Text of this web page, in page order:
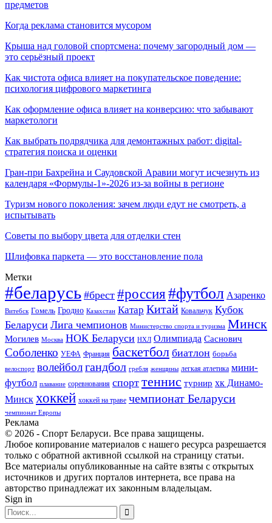
предметов
Когда реклама становится мусором
Крыша над головой спортсмена: почему загородный дом —
это серьёзный проект
Как чистота офиса влияет на покупательское поведение:
психология цифрового маркетинга
Как оформление офиса влияет на конверсию: что забывают
маркетологи
Как выбрать подрядчика для демонтажных работ: digital-
стратегия поиска и оценки
Гран-при Бахрейна и Саудовской Аравии могут исчезнуть из
календаря «Формулы-1»-2026 из-за войны в регионе
Туризм нового поколения: зачем люди едут не смотреть, а
испытывать
Советы по выбору цвета для отделки стен
Шлифовка паркета — это восстановление пола
Метки
#беларусь #брест #россия#футбол Азаренко
Витебск Гомель Гродно Казахстан Катар Китай Ковальчук Кубок
Беларуси Лига чемпионов Министерство спорта и туризма Минск
Могилев Москва НОК Беларуси НХЛ Олимпиада Саснович
Соболенко УЕФА Франция баскетбол биатлон борьба
велоспорт волейболгандбол гребля женщины легкая атлетика мини-
футбол плавание соревнования спорт теннис турнир хк Динамо-
Минск хоккей хоккей на траве чемпионат Беларуси
чемпионат Европы
Реклама
© 2026 - Спорт Беларуси. Все права защищены.
Любое копирование материалов с нашего ресурса разрешается
только с обратной активной ссылкой на страницу статьи.
Все материалы опубликованные на сайте взяты с открытых
источников и других порталов интернета, все права на
авторство принадлежат их законным владельцам.
Sign in